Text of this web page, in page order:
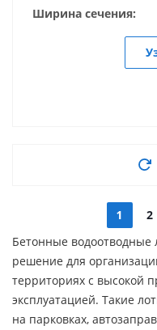
Ширина сечения:
1 2
Бетонные водоотводные
решение для
территориях с высокой
эксплуатацией. Такие
на парковках,